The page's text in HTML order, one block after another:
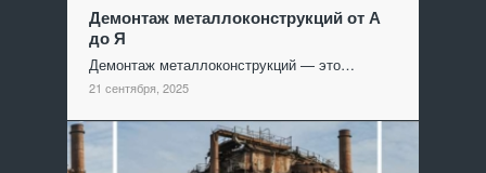
Демонтаж металлоконструкций от А
до Я
Демонтаж металлоконструкций — это…
21 сентября, 2025